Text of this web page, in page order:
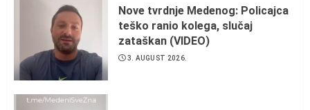
Nove tvrdnje Medenog: Policajca
teško ranio kolega, slučaj
zataškan (VIDEO)
3. AUGUST 2026.